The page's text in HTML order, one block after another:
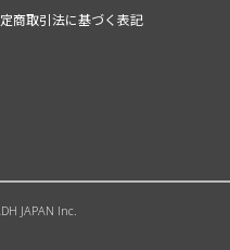
商取引法に基づく表記
JAPAN Inc.